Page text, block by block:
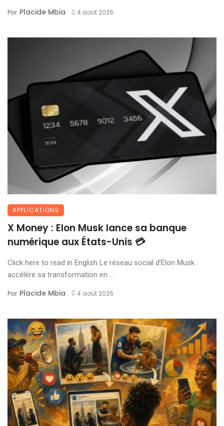
Par Placide Mbia 4 août 2026
APPLICATIONS
X Money : Elon Musk lance sa banque
numérique aux États-Unis 💳
Click here to read in English Le réseau social d’Elon Musk
accélère sa transformation en ...
Par Placide Mbia 4 août 2026